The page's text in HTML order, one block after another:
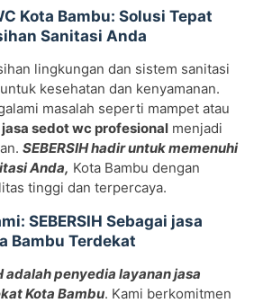
Kota Bambu: Solusi Tepat
Sanitasi Anda
lingkungan dan sistem sanitasi
kesehatan dan kenyamanan.
masalah seperti mampet atau
jasa sedot wc profesionalmenjadi
SEBERSIH hadir untuk memenuhi
Anda, Kota Bambu dengan
tinggi dan terpercaya.
SEBERSIH Sebagai jasa
Bambu Terdekat
adalah penyedia layanan jasa
Kota Bambu. Kami berkomitmen